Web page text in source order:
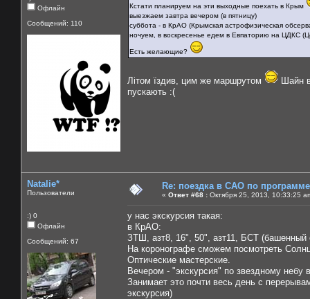
Офлайн
Сообщений: 110
Кстати планируем на эти выходные поехать в Крым
выезжаем завтра вечером (в пятницу)
суббота - в КрАО (Крымская астрофизическая
ночуем, в воскресенье едем в Евпаторию на ЦДКС
Есть желающие?
Літом їздив, цим же маршрутом
Шайн
пускають :(
Natalie*
Пользователи
:) 0
Офлайн
Сообщений: 67
Re: поездка в САО по
« Ответ #68 : Октября 25, 2013, 10:33:25
у нас экскурсия такая:
в КрАО:
ЗТШ, азт8, 16", 50", азт11, БСТ (башенный
На коронографе сможем посмотреть
Оптические мастерские.
Вечером - "экскурсия" по звездному небу
Занимает это почти весь день с
экскурсия)